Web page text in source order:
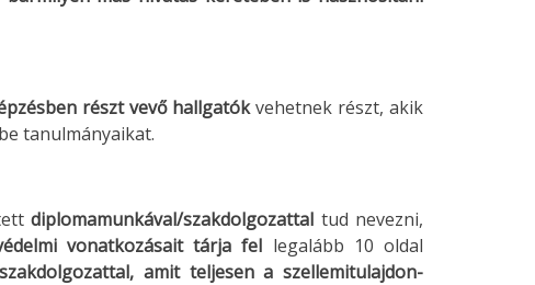
részt vevő hallgatókvehetnek részt, akik
tanulmányaikat.
diplomamunkával/szakdolgozattal tud nevezni,
vonatkozásait tárja fel legalább 10 oldal
amit teljesen a szellemitulajdon-